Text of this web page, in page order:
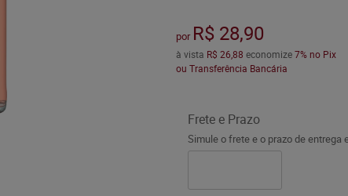
por R$ 28,90
à vista R$ 26,88 economize7% no Pix
ou Transferência Bancária
Frete e Prazo
Simule o frete e o prazo de entrega